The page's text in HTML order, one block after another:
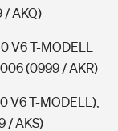
/ AKQ)
V6 T-MODELL
(0999 / AKR)
V6 T-MODELL),
/ AKS)